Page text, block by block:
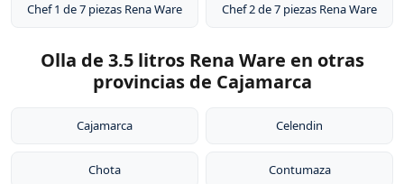
Chef 1 de 7 piezas Rena Ware Chef 2 de 7 piezas Rena Ware
Olla de 3.5 litros Rena Ware en otras
provincias de Cajamarca
Cajamarca Celendin
Chota Contumaza